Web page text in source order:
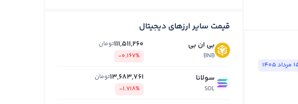
قیمت سایر ارزهای دیجیتال
بی ان بی
BNB
111,511,260تومان
-0.167%
سولانا
SOL
13,683,761تومان
-1.718%